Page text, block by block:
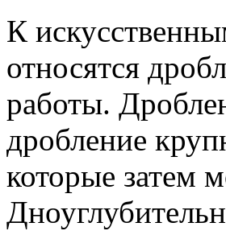
К
относятся
работы.
дробление
которые затем